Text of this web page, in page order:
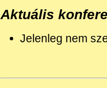
Aktuális
Jelenleg nem